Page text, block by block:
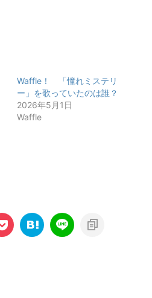
Waffle！ 「憧れミステリ
ー」を歌っていたのは誰？
2026年5月1日
Waffle